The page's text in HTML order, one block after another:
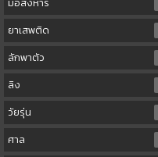
ยาเสพติด
ลักพาตัว
ลิง
วัยรุ่น
ศาล